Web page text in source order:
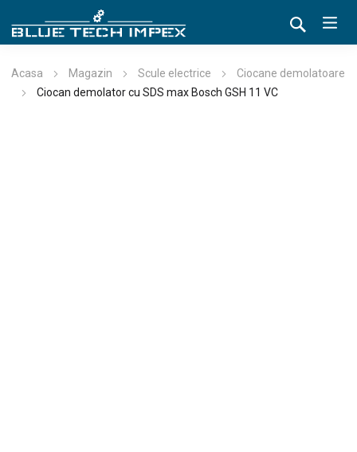
Acasa Magazin Scule electrice
Ciocane demolatoare
Ciocan demolator cu SDS max Bosch GSH 11 VC